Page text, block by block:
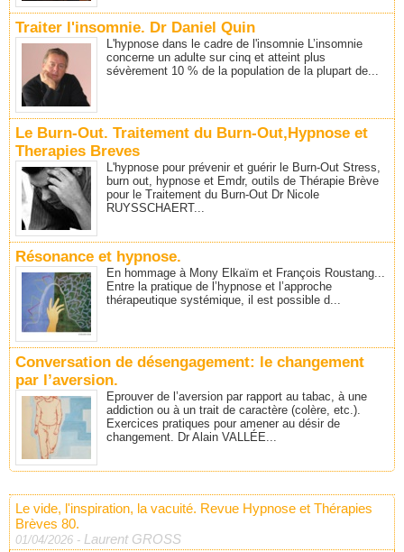
Traiter l'insomnie. Dr Daniel Quin
L'hypnose dans le cadre de l'insomnie L’insomnie
concerne un adulte sur cinq et atteint plus
sévèrement 10 % de la population de la plupart de...
Le Burn-Out. Traitement du Burn-Out,Hypnose et
Therapies Breves
L'hypnose pour prévenir et guérir le Burn-Out Stress,
burn out, hypnose et Emdr, outils de Thérapie Brève
pour le Traitement du Burn-Out Dr Nicole
RUYSSCHAERT...
Résonance et hypnose.
En hommage à Mony Elkaïm et François Roustang...
Entre la pratique de l’hypnose et l’approche
thérapeutique systémique, il est possible d...
Conversation de désengagement: le changement
par l’aversion.
Eprouver de l’aversion par rapport au tabac, à une
addiction ou à un trait de caractère (colère, etc.).
Exercices pratiques pour amener au désir de
changement. Dr Alain VALLÉE...
Le vide, l'inspiration, la vacuité. Revue Hypnose et Thérapies
Brèves 80.
01/04/2026 - Laurent GROSS